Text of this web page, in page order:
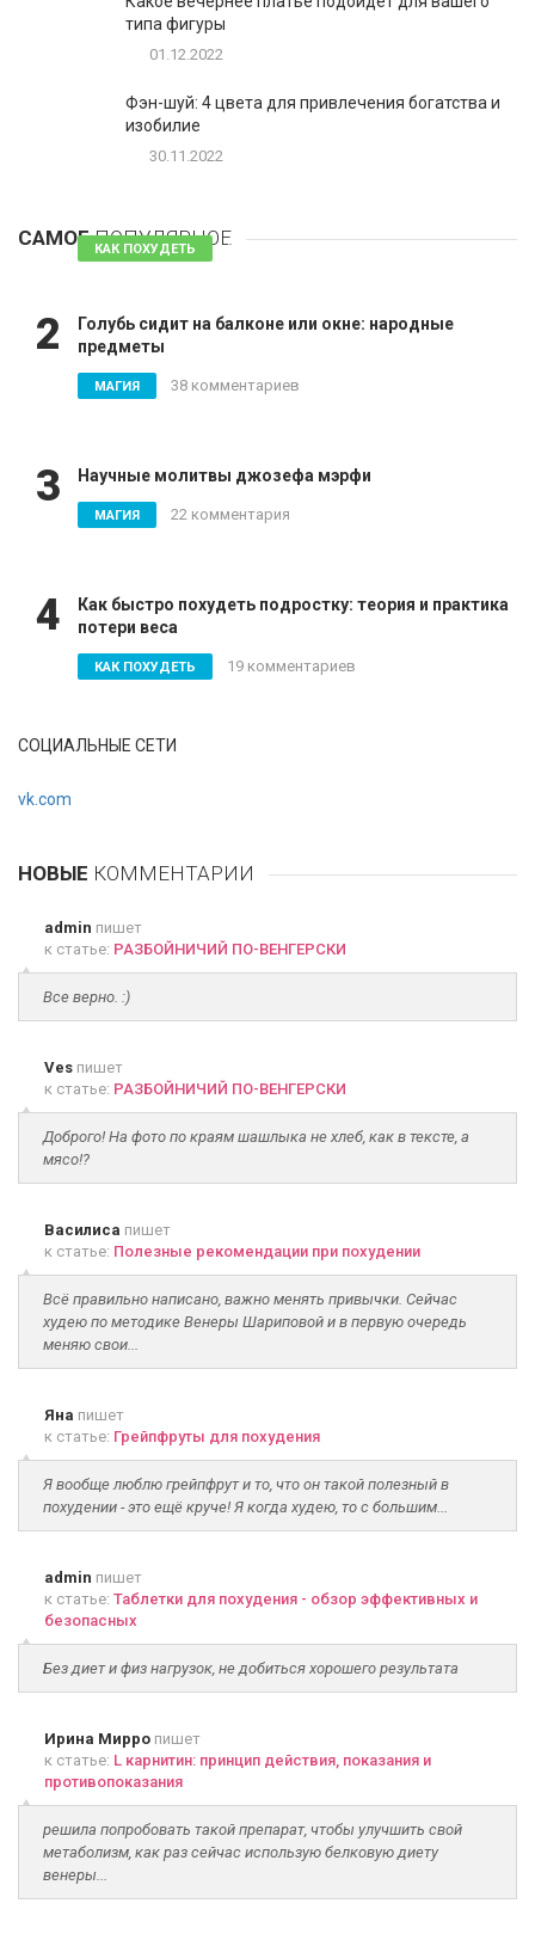
типа фигуры
01.12.2022
Фэн-шуй: 4 цвета для привлечения богатства и
изобилие
30.11.2022
САМОЕПОПУЛЯРНОЕ
КАК ПОХУДЕТЬ 81 комментарий
2
Голубь сидит на балконе или окне: народные
предметы
МАГИЯ 38 комментариев
3 Научные молитвы джозефа мэрфи
МАГИЯ 22 комментария
4
Как быстро похудеть подростку: теория и практика
потери веса
КАК ПОХУДЕТЬ 19 комментариев
СОЦИАЛЬНЫЕ СЕТИ
vk.com
НОВЫЕ КОММЕНТАРИИ
admin пишет
к статье: РАЗБОЙНИЧИЙ ПО-ВЕНГЕРСКИ
Все верно. :)
Ves пишет
к статье: РАЗБОЙНИЧИЙ ПО-ВЕНГЕРСКИ
Доброго! На фото по краям шашлыка не хлеб, как в тексте, а
мясо!?
Василиса пишет
к статье: Полезные рекомендации при похудении
Всё правильно написано, важно менять привычки. Сейчас
худею по методике Венеры Шариповой и в первую очередь
меняю свои...
Яна пишет
к статье: Грейпфруты для похудения
Я вообще люблю грейпфрут и то, что он такой полезный в
похудении - это ещё круче! Я когда худею, то с большим...
admin пишет
к статье: Таблетки для похудения - обзор эффективных и
безопасных
Без диет и физ нагрузок, не добиться хорошего результата
Ирина Мирро пишет
к статье: L карнитин: принцип действия, показания и
противопоказания
решила попробовать такой препарат, чтобы улучшить свой
метаболизм, как раз сейчас использую белковую диету
венеры...